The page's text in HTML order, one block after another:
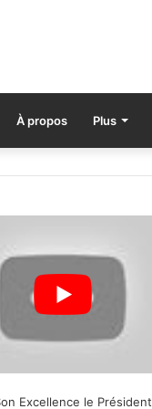
À propos Plus
Excellence le Président